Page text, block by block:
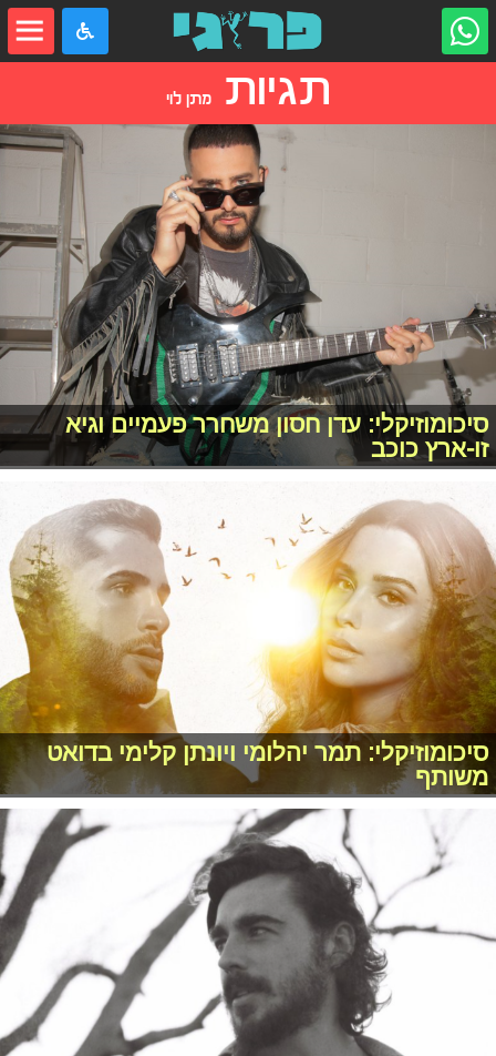
תגיותמתן לוי
סיכומוזיקלי: עדן חסון משחרר פעמיים וגיא
זו-ארץ כוכב
סיכומוזיקלי: תמר יהלומי ויונתן קלימי בדואט
משותף